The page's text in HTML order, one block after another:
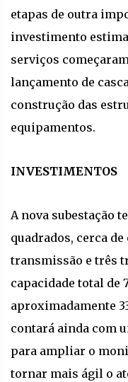
etapas de outra
investimento
serviços
lançamento de
construção das
equipamentos.
INVESTIMENTOS
A nova subestação
quadrados, cerca
transmissão e três
capacidade total de
aproximadamente
contará ainda com
para ampliar o
tornar mais ágil o